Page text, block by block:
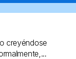
creyéndose